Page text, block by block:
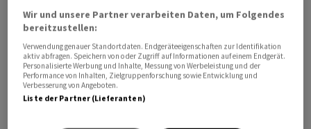
Belimodürfte den Umsatz im laufenden Jahr um 19,4
Prozent steigern, schreibt deren Analyst am Montag.
Dabei dürfte das Unternehmen vor allem im Bereich
Rechenzentren ein starkes Wachstum aufweisen und
auch bei den Gebäudesanierungen bestünden Chancen.
Wir und unsere Partner verarbeiten Daten, um Folgendes
bereitzustellen:
Verwendung genauer Standortdaten. Endgeräteeigenschaften zur Identifikation
aktiv abfragen. Speichern von oder Zugriff auf Informationen auf einem Endgerät.
Personalisierte Werbung und Inhalte, Messung von Werbeleistung und der
Performance von Inhalten, Zielgruppenforschung sowie Entwicklung und
Verbesserung von Angeboten.
Liste der Partner (Lieferanten)